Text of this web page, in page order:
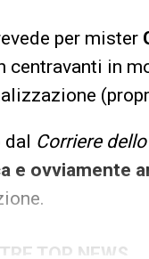
per mister
centravanti in
dal Corriere
e ovviamente
TOP NEWS